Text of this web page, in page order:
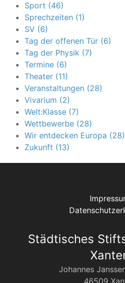
Sport (46)
Sprechzeiten (1)
SV (6)
Tag der offenen Tür (6)
Tag der Physik (7)
Termine (6)
Theater (11)
Veranstaltungen (28)
Vivarium (2)
Welt:Klasse (7)
Wettbewerbe (28)
Wir entdecken Europa (28)
Zukunft (13)
Städtisches
Johannes